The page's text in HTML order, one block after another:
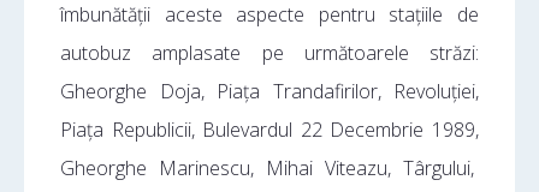
îmbunătății aceste aspecte pentru stațiile de
autobuz amplasate pe următoarele străzi:
Gheorghe Doja, Piața Trandafirilor, Revoluției,
Piața Republicii, Bulevardul 22 Decembrie 1989,
Gheorghe Marinescu, Mihai Viteazu, Târgului,